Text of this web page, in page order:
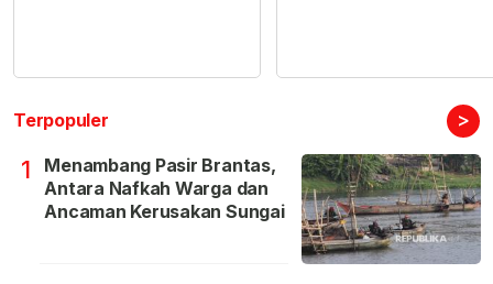
Terpopuler >
1
Menambang Pasir Brantas,
Antara Nafkah Warga dan
Ancaman Kerusakan Sungai